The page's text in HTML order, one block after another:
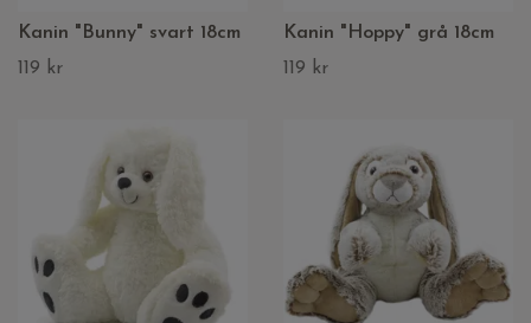
Kanin "Bunny" svart 18cm
119 kr
Kanin "Hoppy" grå 18cm
119 kr